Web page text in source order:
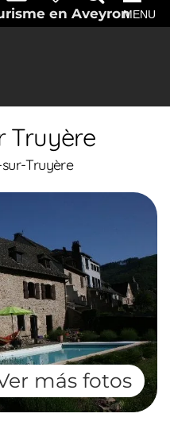
en AveyronMENU
Truyère
Truyère
más fotos